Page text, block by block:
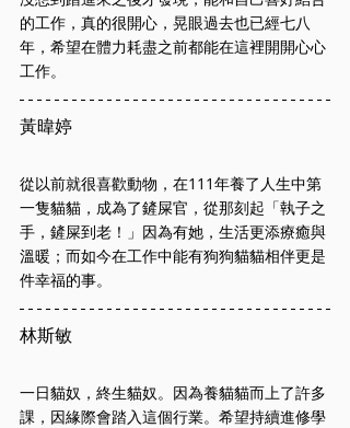
的工作，真的很開心，晃眼過去也已經七八
年，希望在體力耗盡之前都能在這裡開開心心
工作。
黃暐婷
從以前就很喜歡動物，在111年養了人生中第
一隻貓貓，成為了鏟屎官，從那刻起「執子之
手，鏟屎到老！」因為有她，生活更添療癒與
溫暖；而如今在工作中能有狗狗貓貓相伴更是
件幸福的事。
林斯敏
一日貓奴，終生貓奴。因為養貓貓而上了許多
課，因緣際會踏入這個行業。希望持續進修學